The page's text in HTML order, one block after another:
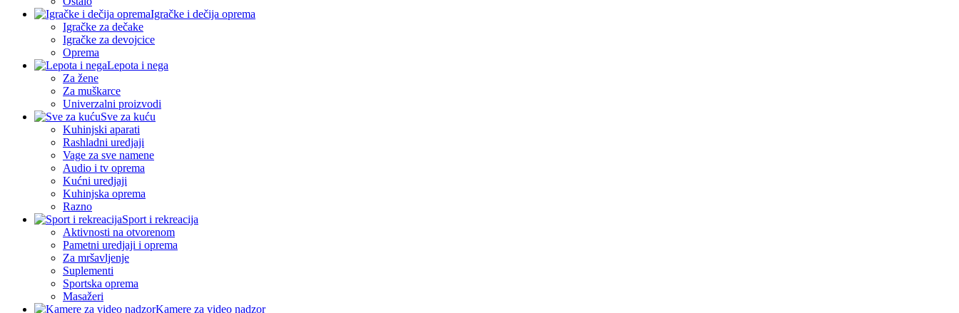
Igračke i dečija oprema
Igračke za dečake
Igračke za devojcice
Oprema
Lepota i nega
Za žene
Za muškarce
Univerzalni proizvodi
Sve za kuću
Kuhinjski aparati
Rashladni uredjaji
Vage za sve namene
Audio i tv oprema
Kućni uredjaji
Kuhinjska oprema
Razno
Sport i rekreacija
Aktivnosti na otvorenom
Pametni uredjaji i oprema
Za mršavljenje
Suplementi
Sportska oprema
Masažeri
Kamere za video nadzor